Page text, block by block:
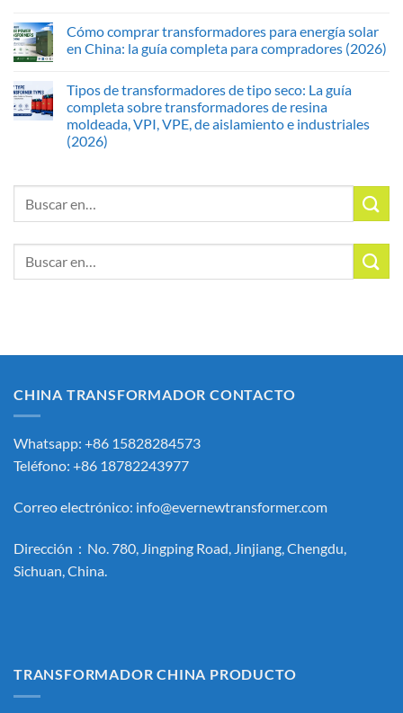
Cómo comprar transformadores para energía solar
en China: la guía completa para compradores (2026)
Tipos de transformadores de tipo seco: La guía
completa sobre transformadores de resina
moldeada, VPI, VPE, de aislamiento e industriales
(2026)
CHINA TRANSFORMADOR CONTACTO
Whatsapp: +86 15828284573
Teléfono: +86 18782243977
Correo electrónico: info@evernewtransformer.com
Dirección：No. 780, Jingping Road, Jinjiang, Chengdu,
Sichuan, China.
TRANSFORMADOR CHINA PRODUCTO